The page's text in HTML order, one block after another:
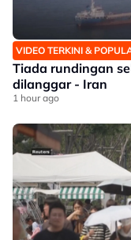
VIDEO TERKINI &
Tiada rundingan
dilanggar - Iran
1 hour ago